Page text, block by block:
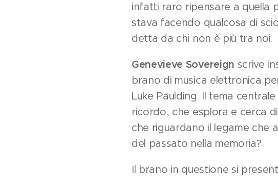
infatti raro ripensare a quella
stava facendo qualcosa di
detta da chi non è più tra noi.
Genevieve Sovereign scrive
brano di musica elettronica
Luke Paulding. Il tema
ricordo, che esplora e cerca
che riguardano il legame che
del passato nella memoria?
Il brano in questione si